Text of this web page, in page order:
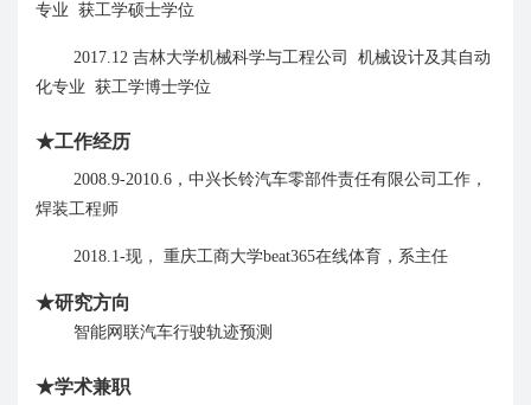
专业 获工学硕士学位
2017.12 吉林大学机械科学与工程公司 机械设计及其自动
化专业 获工学博士学位
★工作经历
2008.9-2010.6 ，中兴长铃汽车零部件责任有限公司工作，
焊装工程师
2018.1-现 ， 重庆工商大学beat365在线体育，系主任
★研究方向
智能网联汽车行驶轨迹预测
★学术兼职